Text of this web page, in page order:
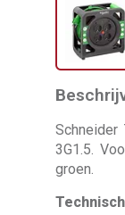
Schneider
3G1.5.
groen.